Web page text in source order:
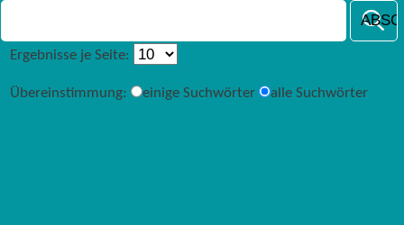
Ergebnisse je Seite:
Übereinstimmung: einige Suchwörter alle Suchwörter